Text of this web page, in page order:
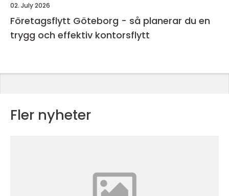
02. July 2026
Företagsflytt Göteborg - så planerar du en
trygg och effektiv kontorsflytt
Fler nyheter